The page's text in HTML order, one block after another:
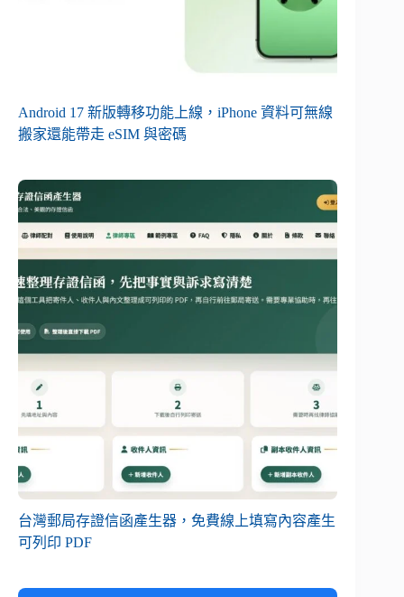
Android 17 新版轉移功能上線，iPhone 資料可無線
搬家還能帶走 eSIM 與密碼
台灣郵局存證信函產生器，免費線上填寫內容產生
可列印 PDF